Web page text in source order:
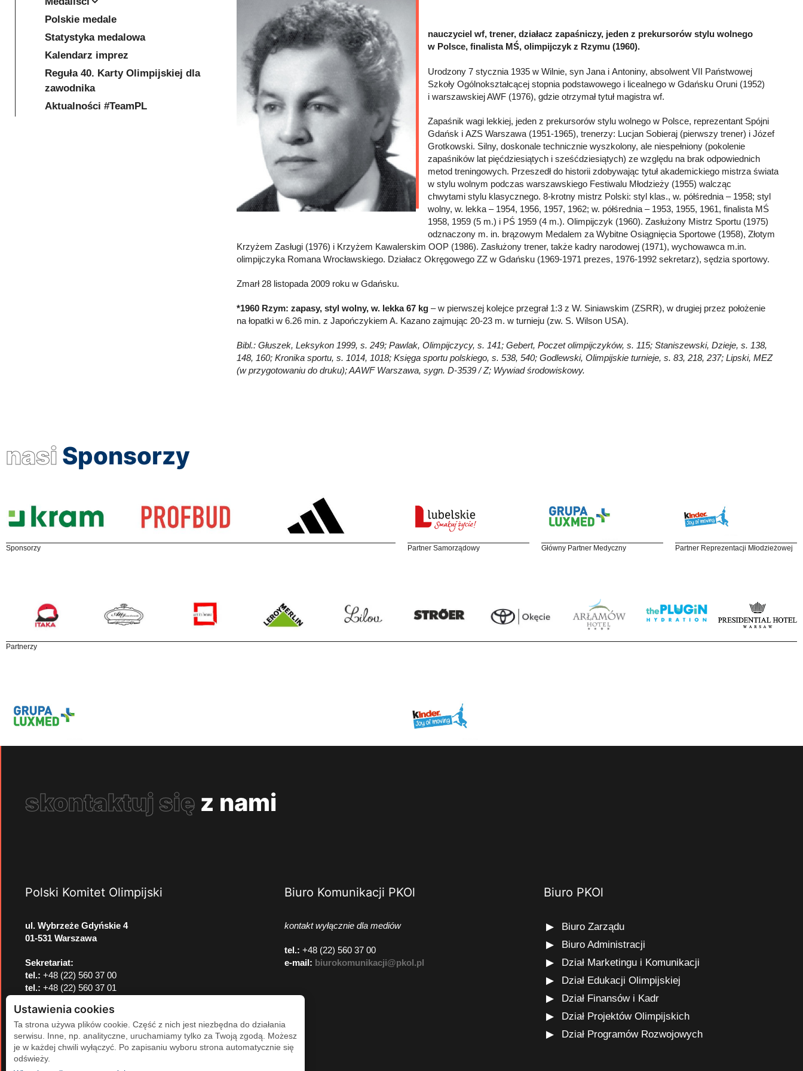
nauczyciel wf, trener, działacz zapaśniczy, jeden z prekursorów stylu wolnego
w Polsce, finalista MŚ, olimpijczyk z Rzymu (1960).
Urodzony 7 stycznia 1935 w Wilnie, syn Jana i Antoniny, absolwent VII Państwowej
Szkoły Ogólnokształcącej stopnia podstawowego i licealnego w Gdańsku Oruni (1952)
i warszawskiej AWF (1976), gdzie otrzymał tytuł magistra wf.
Zapaśnik wagi lekkiej, jeden z prekursorów stylu wolnego w Polsce, reprezentant Spójni
Gdańsk i AZS Warszawa (1951-1965), trenerzy: Lucjan Sobieraj (pierwszy trener) i Józef
Grotkowski. Silny, doskonale technicznie wyszkolony, ale niespełniony (pokolenie
zapaśników lat pięćdziesiątych i sześćdziesiątych) ze względu na brak odpowiednich
metod treningowych. Przeszedł do historii zdobywając tytuł akademickiego mistrza świata
w stylu wolnym podczas warszawskiego Festiwalu Młodzieży (1955) walcząc
chwytami stylu klasycznego. 8-krotny mistrz Polski: styl klas., w. półśrednia – 1958; styl
wolny, w. lekka – 1954, 1956, 1957, 1962; w. półśrednia – 1953, 1955, 1961, finalista MŚ
1958, 1959 (5 m.) i PŚ 1959 (4 m.). Olimpijczyk (1960). Zasłużony Mistrz Sportu (1975)
odznaczony m. in. brązowym Medalem za Wybitne Osiągnięcia Sportowe (1958), Złotym
Krzyżem Zasługi (1976) i Krzyżem Kawalerskim OOP (1986). Zasłużony trener, także kadry narodowej (1971), wychowawca m.in.
olimpijczyka Romana Wrocławskiego. Działacz Okręgowego ZZ w Gdańsku (1969-1971 prezes, 1976-1992 sekretarz), sędzia sportowy.
Zmarł 28 listopada 2009 roku w Gdańsku.
*1960 Rzym: zapasy, styl wolny, w. lekka 67 kg – w pierwszej kolejce przegrał 1:3 z W. Siniawskim (ZSRR), w drugiej przez położenie
na łopatki w 6.26 min. z Japończykiem A. Kazano zajmując 20-23 m. w turnieju (zw. S. Wilson USA).
Bibl.: Głuszek, Leksykon 1999, s. 249; Pawlak, Olimpijczycy, s. 141; Gebert, Poczet olimpijczyków, s. 115; Staniszewski, Dzieje, s. 138,
148, 160; Kronika sportu, s. 1014, 1018; Księga sportu polskiego, s. 538, 540; Godlewski, Olimpijskie turnieje, s. 83, 218, 237; Lipski, MEZ
(w przygotowaniu do druku); AAWF Warszawa, sygn. D-3539 / Z; Wywiad środowiskowy.
Polskie medale
Statystyka medalowa
Kalendarz imprez
Reguła 40. Karty Olimpijskiej dla
zawodnika
Aktualności #TeamPL
nasi Sponsorzy
Sponsorzy Partner Samorządowy Główny Partner Medyczny Partner Reprezentacji Młodzieżowej
Partnerzy
skontaktuj się z nami
Polski Komitet Olimpijski
ul. Wybrzeże Gdyńskie 4
01-531 Warszawa
Sekretariat:
tel.: +48 (22) 560 37 00
tel.: +48 (22) 560 37 01
Biuro Komunikacji PKOl
kontakt wyłącznie dla mediów
tel.: +48 (22) 560 37 00
e-mail: biurokomunikacji@pkol.pl
Biuro PKOl
Biuro Zarządu
Biuro Administracji
Dział Marketingu i Komunikacji
Dział Edukacji Olimpijskiej
Dział Finansów i Kadr
Dział Projektów Olimpijskich
Dział Programów Rozwojowych
Ustawienia cookies
Ta strona używa plików cookie. Część z nich jest niezbędna do działania
serwisu. Inne, np. analityczne, uruchamiamy tylko za Twoją zgodą. Możesz
je w każdej chwili wyłączyć. Po zapisaniu wyboru strona automatycznie się
odświeży.